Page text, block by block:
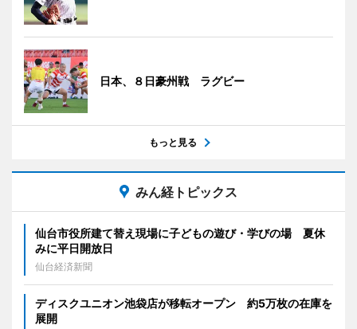
日本、８日豪州戦 ラグビー
もっと見る
みん経トピックス
仙台市役所建て替え現場に子どもの遊び・学びの場 夏休
みに平日開放日
仙台経済新聞
ディスクユニオン池袋店が移転オープン 約5万枚の在庫を
展開